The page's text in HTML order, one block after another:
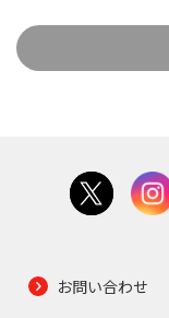
お問い合わせ